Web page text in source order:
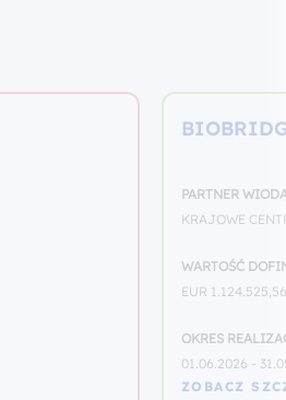
PARTNER
KRAJOWE
WARTOŚĆ
EUR 1.124.525,56
OKRES
01.06.2026 -
ZOBACZ